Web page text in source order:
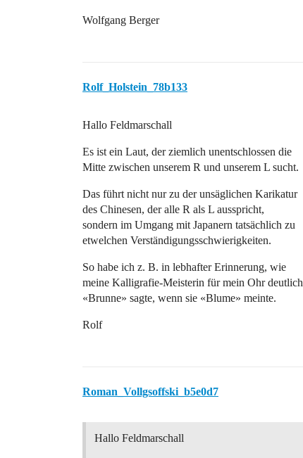
Wolfgang Berger
Rolf_Holstein_78b133
Hallo Feldmarschall
Es ist ein Laut, der ziemlich unentschlossen die
Mitte zwischen unserem R und unserem L sucht.
Das führt nicht nur zu der unsäglichen Karikatur
des Chinesen, der alle R als L ausspricht,
sondern im Umgang mit Japanern tatsächlich zu
etwelchen Verständigungsschwierigkeiten.
So habe ich z. B. in lebhafter Erinnerung, wie
meine Kalligrafie-Meisterin für mein Ohr deutlich
«Brunne» sagte, wenn sie «Blume» meinte.
Rolf
Roman_Vollgsoffski_b5e0d7
Hallo Feldmarschall